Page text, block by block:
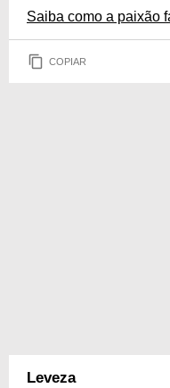
Saiba como a paixão
COPIAR
Leveza